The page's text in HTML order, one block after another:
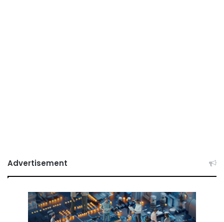
Advertisement